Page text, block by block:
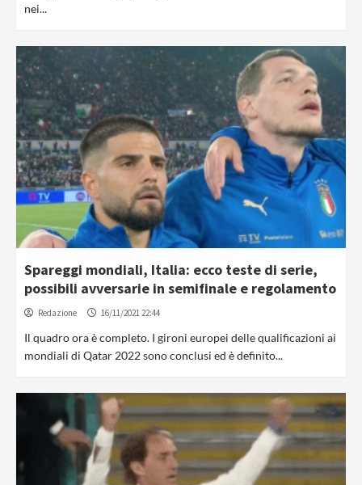
nei...
Spareggi mondiali, Italia: ecco teste di serie,
possibili avversarie in semifinale e regolamento
Redazione 16/11/2021 22:44
Il quadro ora è completo. I gironi europei delle qualificazioni ai
mondiali di Qatar 2022 sono conclusi ed è definito...